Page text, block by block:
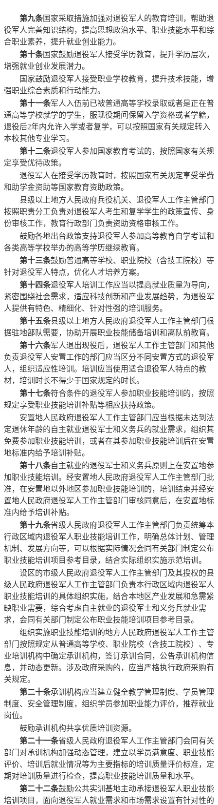
第九条国家采取措施加强对退役军人的教育培训，帮助退
役军人完善知识结构，提高思想政治水平、职业技能水平和综
合职业素养，提升就业创业能力。
第十条国家鼓励退役军人接受学历教育，提升学历层次，
增强就业创业发展潜力。
国家鼓励退役军人接受职业学校教育，提升技术技能，增
强职业综合素质和行动能力。
第十一条军人入伍前已被普通高等学校录取或者是正在普
通高等学校就学的学生，服现役期间保留入学资格或者学籍，
退役后2年内允许入学或者复学，可以按照国家有关规定转入
本校其他专业学习。
第十二条退役军人参加国家教育考试的，按照国家有关规
定享受优待政策。
退役军人在接受学历教育时，按照国家有关规定享受学费
和助学金资助等国家教育资助政策。
县级以上地方人民政府兵役机关、退役军人工作主管部门
按照职责分工负责对退役军人考生和复学学生的政策宣传、身
份审核工作，教育行政部门负责资助资格审核工作。
鼓励各地出台政策支持退役军人参加高等教育自学考试和
各类高等学校举办的高等学历继续教育。
第十三条鼓励普通高等学校、职业院校（含技工院校）等
针对退役军人特点，优化人才培养方案。
第十四条退役军人培训工作应当以提高就业质量为导向，
紧密围绕社会需求，适应科技创新和产业发展趋势，为退役军
人提供有特色、精细化、针对性强的培训服务。
第十五条县级以上地方人民政府退役军人工作主管部门根
据驻地部队需要，协助开展职业技能储备培训和离队前教育。
第十六条军人退出现役后，退役军人工作主管部门和其他
负责退役军人安置工作的部门应当区分不同安置方式的退役军
人，组织适应性培训。培训应当使用适合退役军人特点的教
材，培训时长不得少于国家规定的时长。
第十七条符合条件的退役军人参加职业技能培训的，按照
规定享受职业技能培训补贴等相应扶持政策。
安置地人民政府退役军人工作主管部门应当根据未达到法
定退休年龄的自主就业退役军士和义务兵的就业需求，组织其
免费参加职业技能培训，或者在其参加职业技能培训后在安置
地标准内给予培训补贴。
第十八条自主就业的退役军士和义务兵原则上在安置地参
加职业技能培训。经安置地人民政府退役军人工作主管部门批
准，在安置地以外地区参加职业技能培训的，培训结束并经安
置地人民政府退役军人工作主管部门审核同意后，在安置地标
准内给予培训补贴。
第十九条省级人民政府退役军人工作主管部门负责统筹本
行政区域内退役军人职业技能培训工作，明确总体计划、管理
机制、发展方向等，可以根据实际情况会同有关部门制定公布
职业技能培训项目参考目录，结合实际组织实施示范培训。
设区的市级人民政府退役军人工作主管部门及其授权的县
级人民政府退役军人工作主管部门负责本行政区域内退役军人
职业技能培训的具体组织实施，结合本地区产业发展和急需紧
缺职业需要，综合考虑自主就业的退役军士和义务兵就业需
求，会同有关部门制定公布职业技能培训项目参考目录。
组织实施职业技能培训的地方人民政府退役军人工作主管
部门按照规定从普通高等学校、职业院校（含技工院校）、专
业培训机构中确定承训机构，签订承训合同，公告承训机构信
息，并动态更新。涉及政府采购的，应当严格执行政府采购有
关规定。
第二十条承训机构应当建立健全教学管理制度、学员管理
制度、安全管理制度，组织学员参加职业能力评价，推荐就业
岗位。
鼓励承训机构共享优质培训资源。
第二十一条省级人民政府退役军人工作主管部门会同有关
部门对承训机构加强动态管理，建立以学员满意度、职业技能
评价、培训后就业情况等为主要指标的培训质量评价标准，定
期对培训质量进行检查，提高职业技能培训质量和水平。
第二十二条鼓励公共实训基地主动承接退役军人职业技能
培训项目，面向退役军人就业需求和市场需求设置有针对性的